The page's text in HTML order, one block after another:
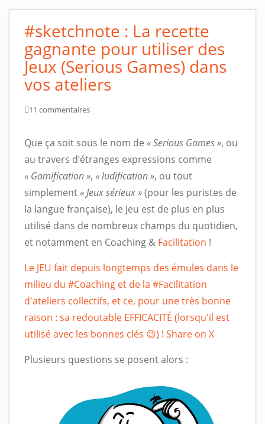
#sketchnote : La recette
gagnante pour utiliser des
Jeux (Serious Games) dans
vos ateliers
11 commentaires
Que ça soit sous le nom de « Serious Games », ou
au travers d’étranges expressions comme
« Gamification », « ludification », ou tout
simplement « Jeux sérieux »(pour les puristes de
la langue française), le Jeu est de plus en plus
utilisé dans de nombreux champs du quotidien,
et notamment en Coaching & Facilitation !
Le JEU fait depuis longtemps des émules dans le
milieu du #Coaching et de la #Facilitation
d'ateliers collectifs, et ce, pour une très bonne
raison : sa redoutable EFFICACITÉ (lorsqu'il est
utilisé avec les bonnes clés 😉) ! Share on X
Plusieurs questions se posent alors :